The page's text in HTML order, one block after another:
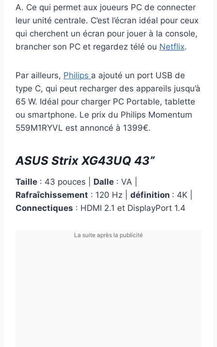
A. Ce qui permet aux joueurs PC de connecter
leur unité centrale. C’est l’écran idéal pour ceux
qui cherchent un écran pour jouer à la console,
brancher son PC et regardez télé ou Netflix.
Par ailleurs, Philips a ajouté un port USB de
type C, qui peut recharger des appareils jusqu’à
65 W. Idéal pour charger PC Portable, tablette
ou smartphone. Le prix du Philips Momentum
559M1RYVL est annoncé à 1399€.
ASUS Strix XG43UQ 43”
Taille : 43 pouces | Dalle : VA |
Rafraîchissement : 120 Hz | définition : 4K |
Connectiques : HDMI 2.1 et DisplayPort 1.4
La suite après la publicité